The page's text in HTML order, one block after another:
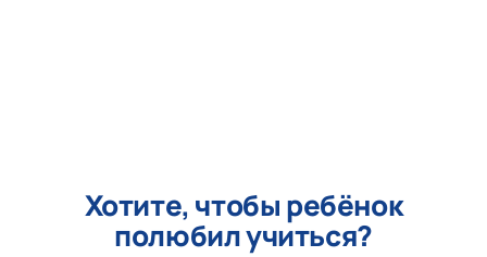
Хотите, чтобы ребёнок
полюбил учиться?